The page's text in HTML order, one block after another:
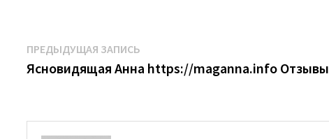
Навигация
по
ПРЕДЫДУЩАЯ ЗАПИСЬ
запись:
Ясновидящая Анна https://maganna.info Отзывы